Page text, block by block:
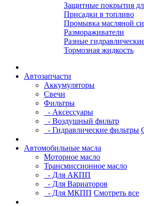
Защитные покрытия
Присадки в топливо
Промывка масляной
Размораживатели
Разные
Тормозная жидкость
Автозапчасти
Аккумуляторы
Свечи
Фильтры
- Аксессуары
- Воздушный фильтр
- Гидравлические фильтры
Автомобильные масла
Моторное масло
Трансмиссионное масло
- Для АКПП
- Для Вариаторов
- Для МКПП Смотреть все